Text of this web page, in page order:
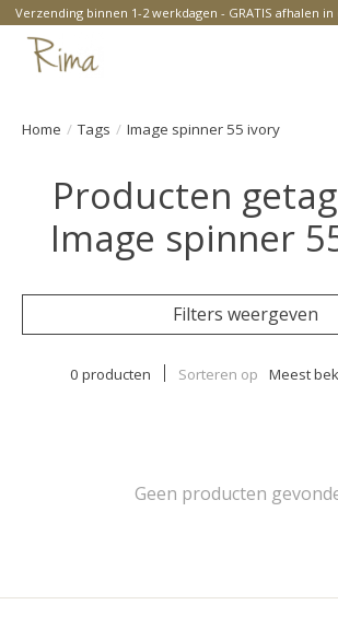
Verzending binnen 1-2 werkdagen - GRATIS afhalen
Home / Tags / Image spinner 55 ivory
Producten
Image spinner
Filters weergeven
0 producten Sorteren op Meest
Geen producten